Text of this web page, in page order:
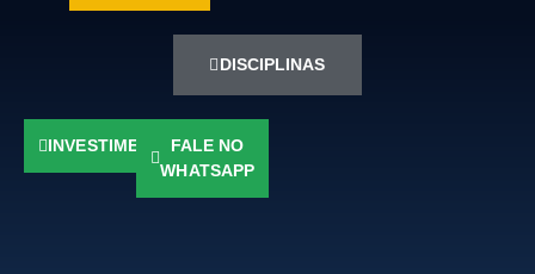
DISCIPLINAS
INVESTIMENTOFALE NO
WHATSAPP